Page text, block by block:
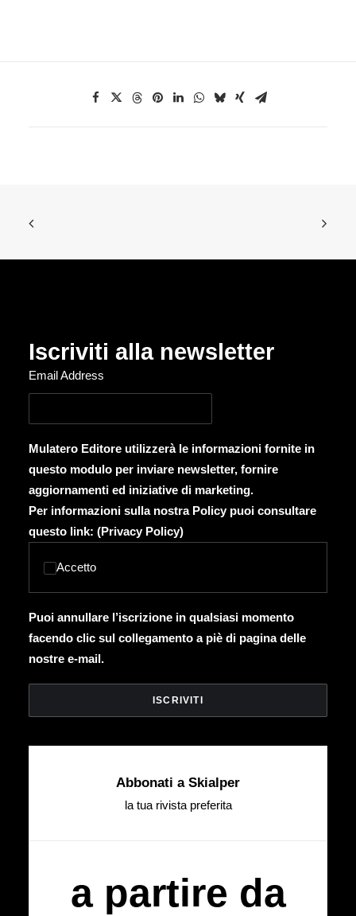
Iscriviti alla newsletter
Email Address
Mulatero Editore utilizzerà le informazioni fornite in
questo modulo per inviare newsletter, fornire
aggiornamenti ed iniziative di marketing.
Per informazioni sulla nostra Policy puoi consultare
questo link: (Privacy Policy)
Accetto
Puoi annullare l’iscrizione in qualsiasi momento
facendo clic sul collegamento a piè di pagina delle
nostre e-mail.
Abbonati a Skialper
la tua rivista preferita
a partire da